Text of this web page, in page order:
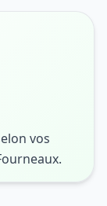
vos